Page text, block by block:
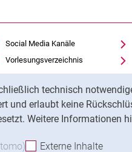
technisch
und erlaubt keine
Weitere Informationen
akzeptieren
Analyse-Cookies
Externe Inhalte
Social Media Kanäle
Vorlesungsverzeichnis
Moodle
Panopto
Universitätsbibliothek